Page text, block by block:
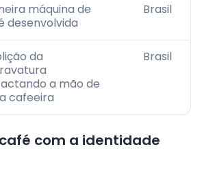
máquina de
desenvolvida
Brasil
da
a mão de
cafeeira
Brasil
com a identidade